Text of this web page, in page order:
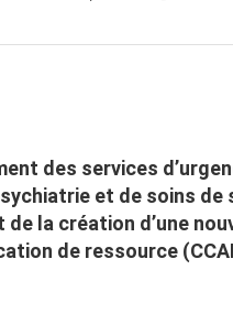
des services
et de soins
de la création d’une
de ressource